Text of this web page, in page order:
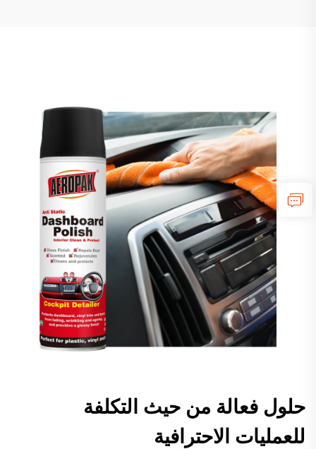
حلول فعالة من حيث التكلفة
للعمليات الاحترافية